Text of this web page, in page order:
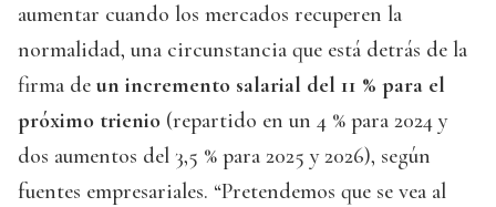
aumentar cuando los mercados recuperen la
normalidad, una circunstancia que está detrás de la
firma de un incremento salarial del 11 % para el
próximo trienio (repartido en un 4 % para 2024 y
dos aumentos del 3,5 % para 2025 y 2026), según
fuentes empresariales. “Pretendemos que se vea al